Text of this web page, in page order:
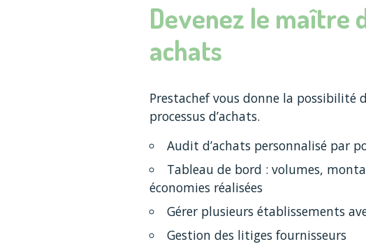
Devenez le maître
achats
Prestachef vous donne la possibilité
processus d’achats.
Audit d’achats personnalisé par
Tableau de bord : volumes,
économies réalisées
Gérer plusieurs établissements
Gestion des litiges fournisseurs